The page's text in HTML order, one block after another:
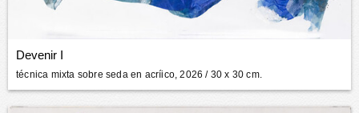
Devenir I
técnica mixta sobre seda en acríico, 2026 / 30 x 30 cm.